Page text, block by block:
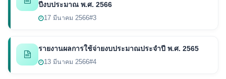
ปีงบประมาณ พ.ศ. 2566
17 มีนาคม 2566#3
รายงานผลการใช้จ่ายงบประมาณประจำปี พ.ศ. 2565
13 มีนาคม 2566#4